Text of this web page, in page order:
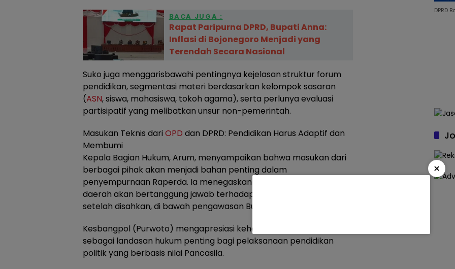
BACA JUGA :
Rapat Paripurna DPRD, Bupati Anna:
Inflasi di Bojonegoro Menjadi yang
Terendah Secara Nasional
Suko juga menggarisbawahi pentingnya kejelasan struktur forum
pendidikan, segmentasi materi berdasarkan kelompok sasaran
(ASN, siswa, mahasiswa, tokoh agama), serta perlunya evaluasi
partisipatif yang melibatkan unsur non-pemerintah.
Masukan Teknis dari OPD dan DPRD: Pendidikan Harus Adaptif dan
Membumi
Kepala Bagian Hukum, Arum, menyampaikan bahwa masukan dari
berbagai pihak akan menjadi bahan penting dalam
penyempurnaan Raperda. Ia menegaskan bahwa perangkat
daerah akan bertanggung jawab terhadap pelaksanaan
setelah disahkan, di bawah pengawasan Bupati.
Kesbangpol (Purwoto) mengapresiasi kehadiran Raperda ini
sebagai landasan hukum penting bagi pelaksanaan pendidikan
politik yang berbasis nilai Pancasila.
DPRD
×